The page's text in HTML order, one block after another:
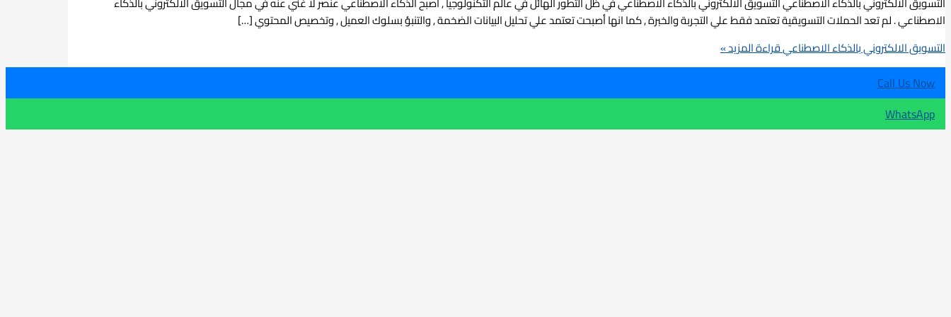
الاصطناعي . لم تعد الحملات التسويقية تعتمد فقط علي التجربة والخبرة , كما انها أصبحت تعتمد علي تحليل البيانات الضخمة , والتنبؤ بسلوك العميل , وتخصيص المحتوي […]
التسويق الالكتروني بالذكاء الاصطناعيقراءة المزيد »
Call Us Now
WhatsApp